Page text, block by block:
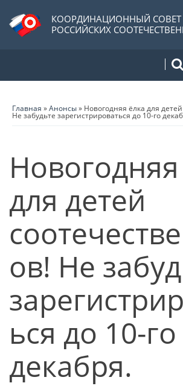
КООРДИНАЦИОННЫЙ
РОССИЙСКИХ
Главная »Анонсы» Новогодняя ёлка для
Не забудьте зарегистрироваться до 10-го
для детей
ов! Не
ься до 10-го
декабря.